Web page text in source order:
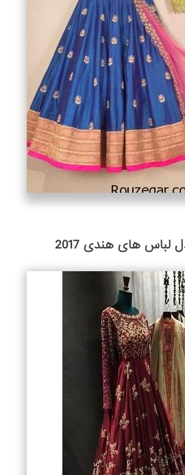
لباس های هندی 2017